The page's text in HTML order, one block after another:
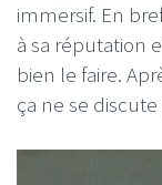
immersif. En
à sa réputation
bien le faire.
ça ne se discute